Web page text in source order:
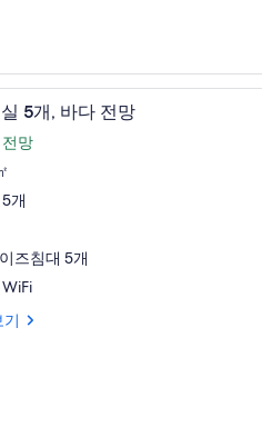
미니바, 객실 내
5개, 바다 전망
망
개
즈침대 5개